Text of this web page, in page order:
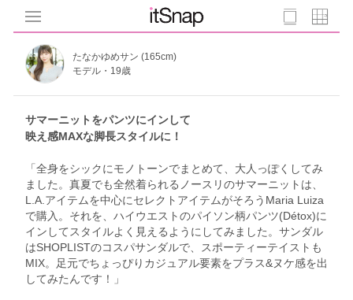
たなかゆめサン (165cm)
モデル・19歳
サマーニットをパンツにインして
映え感MAXな脚長スタイルに！
「全身をシックにモノトーンでまとめて、大人っぽくしてみ
ました。真夏でも全然着られるノースリのサマーニットは、
L.A.アイテムを中心にセレクトアイテムがそろうMaria Luiza
で購入。それを、ハイウエストのパイソン柄パンツ(Détox)に
インしてスタイルよく見えるようにしてみました。サンダル
はSHOPLISTのコスパサンダルで、スポーティーテイストも
MIX。足元でちょっぴりカジュアル要素をプラス&ヌケ感を出
してみたんです！」